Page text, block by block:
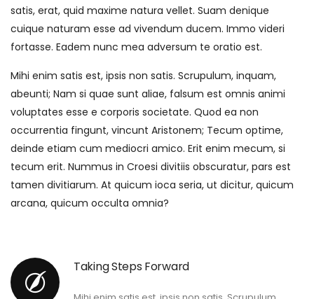
satis, erat, quid maxime natura vellet. Suam denique
cuique naturam esse ad vivendum ducem. Immo videri
fortasse. Eadem nunc mea adversum te oratio est.
Mihi enim satis est, ipsis non satis. Scrupulum, inquam,
abeunti; Nam si quae sunt aliae, falsum est omnis animi
voluptates esse e corporis societate. Quod ea non
occurrentia fingunt, vincunt Aristonem; Tecum optime,
deinde etiam cum mediocri amico. Erit enim mecum, si
tecum erit. Nummus in Croesi divitiis obscuratur, pars est
tamen divitiarum. At quicum ioca seria, ut dicitur, quicum
arcana, quicum occulta omnia?
Taking Steps Forward